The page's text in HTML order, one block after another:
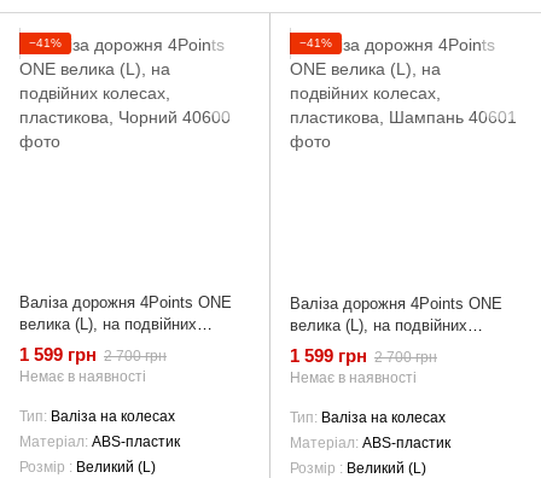
−41%
Валіза дорожня 4Points ONE
велика (L), на подвійних
колесах, пластикова, Чорний
1 599 грн 2 700 грн
Немає в наявності
Тип
Валіза на колесах
Матеріал ABS-пластик
Розмір
Великий (L)
−41%
Валіза дорожня 4Points ONE
велика (L), на подвійних
колесах, пластикова, Шампань
1 599 грн 2 700 грн
Немає в наявності
Тип
Валіза на колесах
Матеріал ABS-пластик
Розмір
Великий (L)